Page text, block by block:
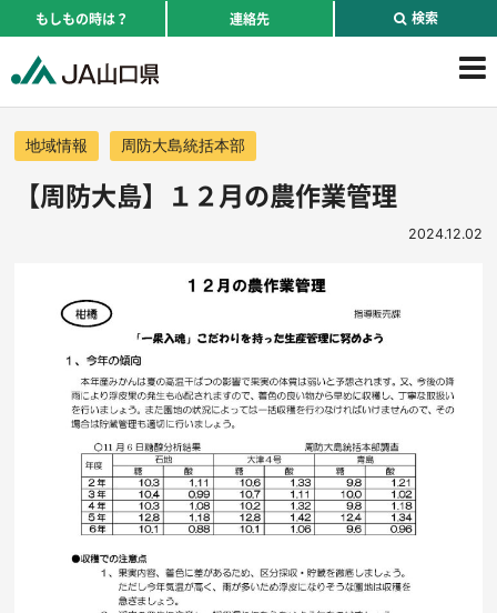
もしもの時は？ 連絡先 検索
地域情報 周防大島統括本部
【周防大島】１２月の農作業管理
2024.12.02